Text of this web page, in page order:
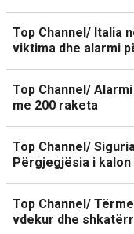
Top Channel/ Italia
viktima dhe alarmi
Top Channel/
me 200 raketa
Top Channel/
Përgjegjësia i
Top Channel/
vdekur dhe